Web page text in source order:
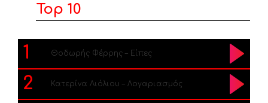
Top 10
1 Θοδωρής Φέρρης – Είπες
2 Κατερίνα Λιόλιου – Λογαριασμός